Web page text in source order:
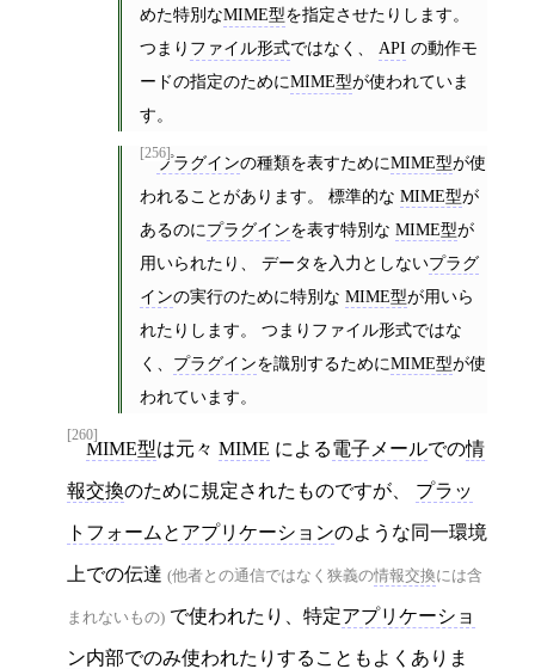
めた特別なMIME型を指定させたりします。
つまり ファイル形式ではなく、 API の動作モ
ードの指定のためにMIME型が使われていま
す。
[256]プラグインの種類を表すためにMIME型が使
われることがあります。 標準的な MIME型が
あるのにプラグインを表す特別な MIME型が
用いられたり、 データを入力としないプラグ
インの実行のために特別な MIME型が用いら
れたりします。 つまりファイル形式ではな
く、 プラグインを識別するためにMIME型が使
われています。
[260]
MIME型は元々 MIME による電子メールでの情
報交換のために規定されたものですが、 プラッ
トフォーム と アプリケーションのような同一環境
上での伝達 (他者との通信ではなく狭義の情報交換には含
まれないもの) で使われたり、特定アプリケーショ
ン内部でのみ使われたりすることもよくありま